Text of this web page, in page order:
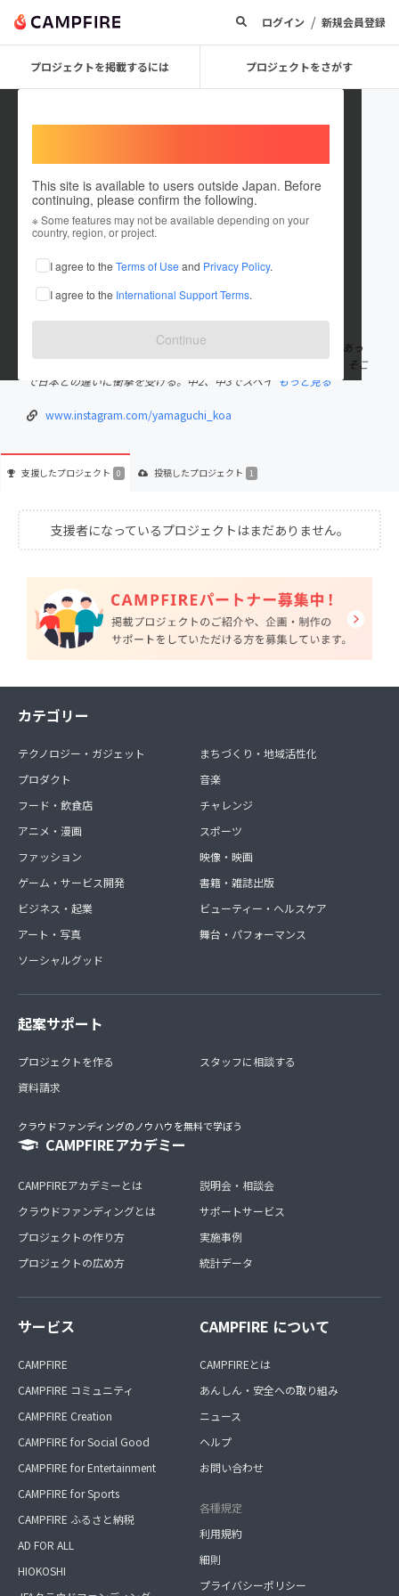
ログイン / 新規会員登録
プロジェクトを掲載するには プロジェクトをさがす
This site is available to users outside Japan. Before
continuing, please confirm the following.
※ Some features may not be available depending on your
country, region, or project.
I agree to the Terms of Use and Privacy Policy.
I agree to the International Support Terms.
Continue
Yamaguchi_Koa
これまでに1件のプロジェクトを投稿しています
在住国：日本 現在地：京都府
出身国：日本 出身地：未設定
山口心碧 2004年生まれ。小1からサッカーを始める。小5の時にあっ
たカップ戦で優秀選手に選ばれ、その副賞でイギリスへ短期留学。そこ
で日本との違いに衝撃を受ける。中2、中3でスペイ もっと見る
www.instagram.com/yamaguchi_koa
支援したプロジェクト 0 投稿したプロジェクト 1
支援者になっているプロジェクトはまだありません。
カテゴリー
テクノロジー・ガジェット
プロダクト
フード・飲食店
アニメ・漫画
ファッション
ゲーム・サービス開発
ビジネス・起業
アート・写真
ソーシャルグッド
まちづくり・地域活性化
音楽
チャレンジ
スポーツ
映像・映画
書籍・雑誌出版
ビューティー・ヘルスケア
舞台・パフォーマンス
起案サポート
プロジェクトを作る
資料請求
スタッフに相談する
クラウドファンディングのノウハウを無料で学ぼう
CAMPFIREアカデミー
CAMPFIREアカデミーとは
クラウドファンディングとは
プロジェクトの作り方
プロジェクトの広め方
説明会・相談会
サポートサービス
実施事例
統計データ
サービス
CAMPFIRE
CAMPFIRE コミュニティ
CAMPFIRE Creation
CAMPFIRE for Social Good
CAMPFIRE for Entertainment
CAMPFIRE for Sports
CAMPFIRE ふるさと納税
AD FOR ALL
HIOKOSHI
CAMPFIRE について
CAMPFIREとは
あんしん・安全への取り組み
ニュース
ヘルプ
お問い合わせ
各種規定
利用規約
細則
プライバシーポリシー